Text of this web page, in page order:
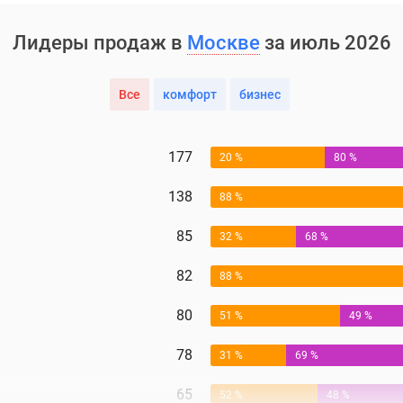
Лидеры продаж в Москве за июль 2026
Все комфорт бизнес
177 20 % 80 %
138 88 %
85 32 % 68 %
82 88 %
80 51 % 49 %
78 31 % 69 %
65 52 % 48 %